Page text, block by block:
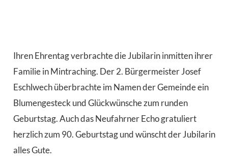
Ihren Ehrentag verbrachte die Jubilarin inmitten ihrer
Familie in Mintraching. Der 2. Bürgermeister Josef
Eschlwech überbrachte im Namen der Gemeinde ein
Blumengesteck und Glückwünsche zum runden
Geburtstag. Auch das Neufahrner Echo gratuliert
herzlich zum 90. Geburtstag und wünscht der Jubilarin
alles Gute.